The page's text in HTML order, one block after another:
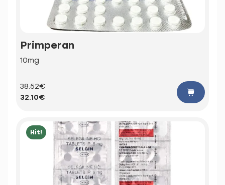
Primperan
10mg
38.52€
32.10€
Hit!